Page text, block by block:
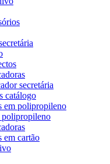
secretária
catálogo
em polipropileno
polipropileno
em cartão